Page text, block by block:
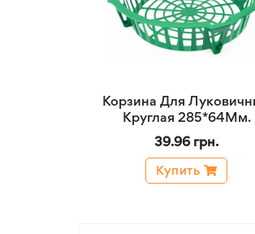
Корзина Для
Круглая 285*64Мм.
39.96 грн.
Купить